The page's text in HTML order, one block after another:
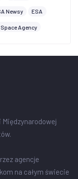
Newsy ESA
Agency
agencje
na całym świecie